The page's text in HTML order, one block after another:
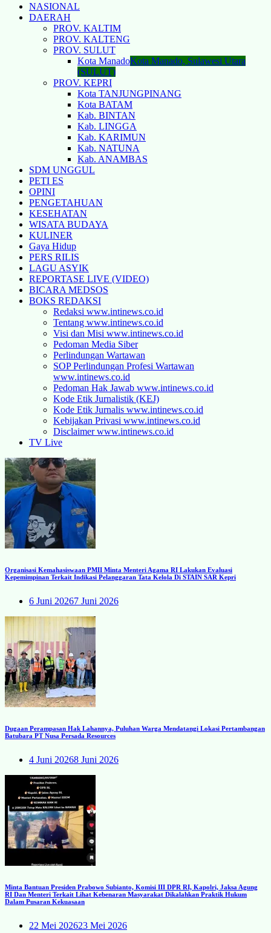
NASIONAL
DAERAH
PROV. KALTIM
PROV. KALTENG
PROV. SULUT
Kota ManadoKota Manado, Sulawesi Utara
(SULUT)
PROV. KEPRI
Kota TANJUNGPINANG
Kota BATAM
Kab. BINTAN
Kab. LINGGA
Kab. KARIMUN
Kab. NATUNA
Kab. ANAMBAS
SDM UNGGUL
PETI ES
OPINI
PENGETAHUAN
KESEHATAN
WISATA BUDAYA
KULINER
Gaya Hidup
PERS RILIS
LAGU ASYIK
REPORTASE LIVE (VIDEO)
BICARA MEDSOS
BOKS REDAKSI
Redaksi www.intinews.co.id
Tentang www.intinews.co.id
Visi dan Misi www.intinews.co.id
Pedoman Media Siber
Perlindungan Wartawan
SOP Perlindungan Profesi Wartawan
www.intinews.co.id
Pedoman Hak Jawab www.intinews.co.id
Kode Etik Jurnalistik (KEJ)
Kode Etik Jurnalis www.intinews.co.id
Kebijakan Privasi www.intinews.co.id
Disclaimer www.intinews.co.id
TV Live
Organisasi Kemahasiswaan PMII Minta Menteri Agama RI Lakukan Evaluasi
Kepemimpinan Terkait Indikasi Pelanggaran Tata Kelola Di STAIN SAR Kepri
6 Juni 20267 Juni 2026
Dugaan Perampasan Hak Lahannya, Puluhan Warga Mendatangi Lokasi Pertambangan
Batubara PT Nusa Persada Resources
4 Juni 20268 Juni 2026
Minta Bantuan Presiden Prabowo Subianto, Komisi III DPR RI, Kapolri, Jaksa Agung
RI Dan Menteri Terkait Lihat Kebenaran Masyarakat Dikalahkan Praktik Hukum
Dalam Pusaran Kekuasaan
22 Mei 202623 Mei 2026